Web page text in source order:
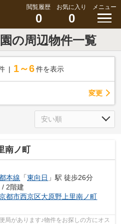
閲覧履歴
0
お気に入り
0
メニュー
の周辺物件一覧
1～6 件を表示
変更
南ノ町
本線 「東向日 」駅 徒歩26分
/ 2階建
都市西京区大原野上里南ノ町
局があります♪物件をお探しの方にオス